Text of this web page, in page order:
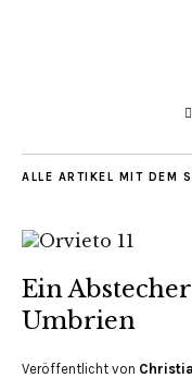
ALLE ARTIKEL MIT DEM
Ein
Umbrien
Veröffentlicht von